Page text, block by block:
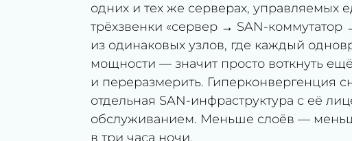
одних и тех же серверах, управляемых
трёхзвенки «сервер → SAN-коммутатор
из одинаковых узлов, где каждый
мощности — значит просто воткнуть
и переразмерить. Гиперконвергенция
отдельная SAN-инфраструктура с её
обслуживанием. Меньше слоёв —
в три часа ночи.